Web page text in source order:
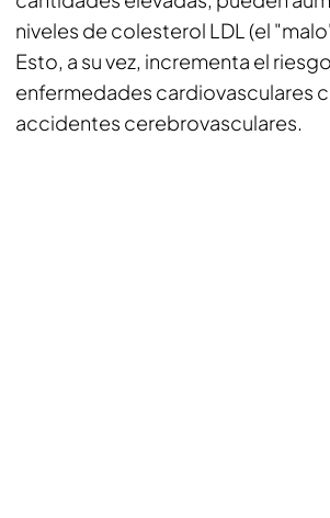
niveles de colesterol LDL (el
Esto, a su vez, incrementa el
enfermedades cardiovasculares
accidentes cerebrovasculares.